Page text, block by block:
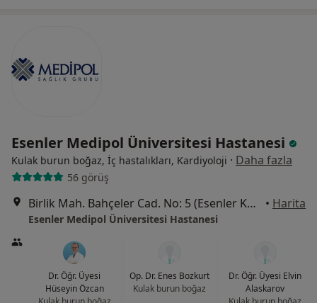
Esenler Medipol Üniversitesi Hastanesi
Kulak burun boğaz, İç hastalıkları, Kardiyoloji · Daha fazla
56 görüş
Birlik Mah. Bahçeler Cad. No: 5 (Esenler Kültür Merkezi Karşısı), Esenler • Harita
Esenler Medipol Üniversitesi Hastanesi
Dr. Öğr. Üyesi
Hüseyin Özcan
Op. Dr. Enes Bozkurt
Kulak burun boğaz
Dr. Öğr. Üyesi Elvin
Alaskarov